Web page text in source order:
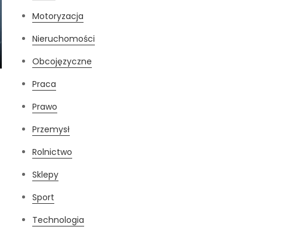
Motoryzacja
Nieruchomości
Obcojęzyczne
Praca
Prawo
Przemysł
Rolnictwo
Sklepy
Sport
Technologia